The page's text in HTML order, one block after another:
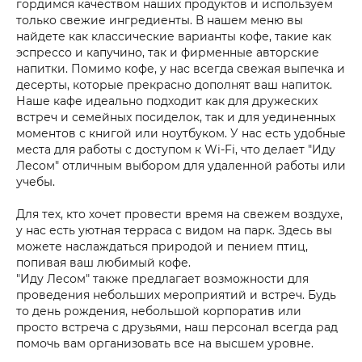
гордимся качеством наших продуктов и используем
только свежие ингредиенты. В нашем меню вы
найдете как классические варианты кофе, такие как
эспрессо и капучино, так и фирменные авторские
напитки. Помимо кофе, у нас всегда свежая выпечка и
десерты, которые прекрасно дополнят ваш напиток.
Наше кафе идеально подходит как для дружеских
встреч и семейных посиделок, так и для уединенных
моментов с книгой или ноутбуком. У нас есть удобные
места для работы с доступом к Wi-Fi, что делает "Иду
Лесом" отличным выбором для удаленной работы или
учебы.
Для тех, кто хочет провести время на свежем воздухе,
у нас есть уютная терраса с видом на парк. Здесь вы
можете наслаждаться природой и пением птиц,
попивая ваш любимый кофе.
"Иду Лесом" также предлагает возможности для
проведения небольших мероприятий и встреч. Будь
то день рождения, небольшой корпоратив или
просто встреча с друзьями, наш персонал всегда рад
помочь вам организовать все на высшем уровне.